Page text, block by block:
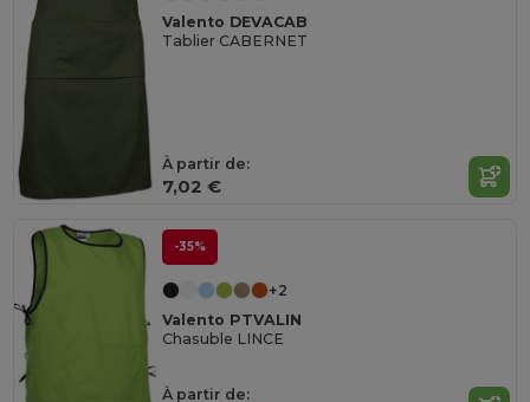
Valento DEVACAB
Tablier CABERNET
À partir de:
7,02 €
-35%
+2
Valento PTVALIN
Chasuble LINCE
À partir de: